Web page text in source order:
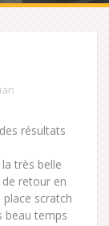
résultats
très belle
de retour en
scratch
beau temps